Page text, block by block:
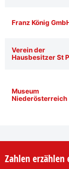
Franz König
Verein der
Hausbesitzer St
Museum
Niederösterreich
Zahlen erzählen